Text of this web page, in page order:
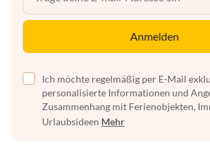
Anmelden
Ich möchte regelmäßig per E-Mail
personalisierte Informationen und
Zusammenhang mit Ferienobjekten,
Urlaubsideen Mehr